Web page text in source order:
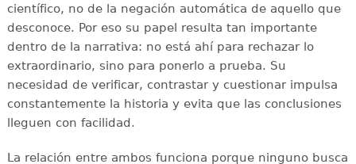
científico, no de la negación automática de aquello que
desconoce. Por eso su papel resulta tan importante
dentro de la narrativa: no está ahí para rechazar lo
extraordinario, sino para ponerlo a prueba. Su
necesidad de verificar, contrastar y cuestionar impulsa
constantemente la historia y evita que las conclusiones
lleguen con facilidad.
La relación entre ambos funciona porque ninguno busca